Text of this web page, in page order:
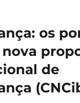
os
de